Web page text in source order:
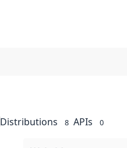
Distributions 8 APIs 0